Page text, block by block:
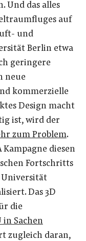
Und das alles
auf
und
Berlin etwa
geringere
neue
kommerzielle
Design macht
ist, wird der
zum Problem.
Kampagne diesen
Fortschritts
Universität
Das 3D
die
in Sachen
zugleich daran,